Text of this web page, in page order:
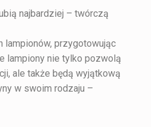
najbardziej – twórczą
lampionów, przygotowując
lampiony nie tylko pozwolą
ale także będą wyjątkową
w swoim rodzaju –